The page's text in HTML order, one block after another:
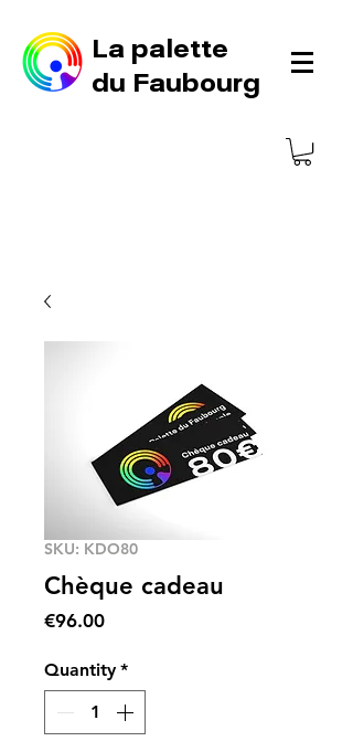
La palette
du Faubourg
SKU: KDO80
Chèque cadeau
€96.00Price
Quantity *